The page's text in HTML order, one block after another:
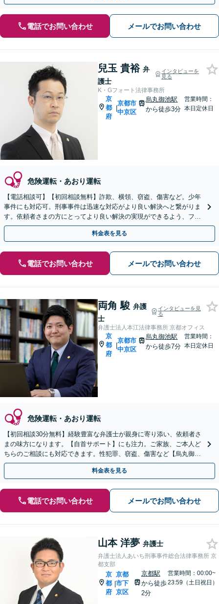
電話でお問い合わせ メールでお問い合わせ
兒玉 貴裕 弁
護士
インタビューを
見る
K・Gフォート法律事務所
京
都
府
|
京都市
中京区
烏丸御池駅
から徒歩3分
営業時間：
本日定休日
危険運転・あおり運転
【電話相談可】【初回相談無料】詐欺、横領、窃盗、傷害など。少年
事件にも対応可。刑事事件は迅速な対応がより良い解決へと繋がりま
す。依頼者さまの方にとってより良い解決の実現ができるよう、フッ
トワーク軽く誠意を持って対応いたします
料金表を見る
電話でお問い合わせ メールでお問い合わせ
両角 駿 弁護
士
インタビューを見
る
弁護士法人本江法律事務所 京都オフィス
京
都
府
|
京都市
中京区
烏丸御池駅
から徒歩7分
営業時間：
本日定休日
危険運転・あおり運転
【初回相談30分無料】経験豊富な弁護士が親身に寄り添い、依頼者さ
まの味方になります。【自首サポート】にも注力。ご家族、ご本人ど
ちらのご相談にも対応できます。性犯罪、窃盗、傷害など【烏丸御池
駅7分】
料金表を見る
電話でお問い合わせ メールでお問い合わせ
山本 洋夢 弁護士
弁護士法人あいち刑事事件総合法律事務所 京
都支部
京
都
府
|
京都
市下
京区
京都駅
から徒歩
2分
営業時間：00:00~
23:59（土日祝日）